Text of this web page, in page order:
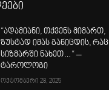
“ადამიანი, თქვენს მიმართ,
ზუსტად იმას განიცდის, რაც
სიზმარში ნახეთ…“ –
ტაროლოგი
ოქტომბერი 28, 2025